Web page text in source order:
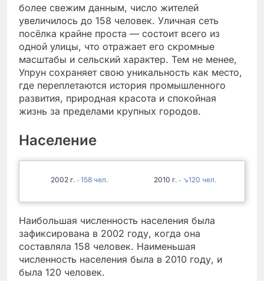
более свежим данным, число жителей
увеличилось до 158 человек. Уличная сеть
посёлка крайне проста — состоит всего из
одной улицы, что отражает его скромные
масштабы и сельский характер. Тем не менее,
Упрун сохраняет свою уникальность как место,
где переплетаются история промышленного
развития, природная красота и спокойная
жизнь за пределами крупных городов.
Население
2002 - 158 2010 - ↘120
Наибольшая численность населения была
зафиксирована в 2002 году, когда она
составляла 158 человек. Наименьшая
численность населения была в 2010 году, и
была 120 человек.